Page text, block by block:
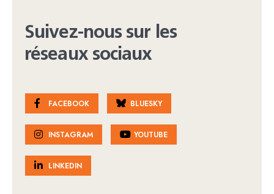
Suivez-nous sur les
réseaux sociaux
FACEBOOK BLUESKY
INSTAGRAM YOUTUBE
LINKEDIN